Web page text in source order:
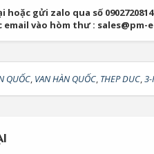
gửi zalo qua số
vào hòm thư : sales@pm-
QUỐC, VAN HÀN QUỐC, THEP DUC,3-